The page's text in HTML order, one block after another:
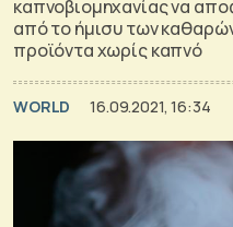
καπνοβιομηχανίας να
από το ήμισυ των
προϊόντα χωρίς καπνό
WORLD 16.09.2021, 16:34